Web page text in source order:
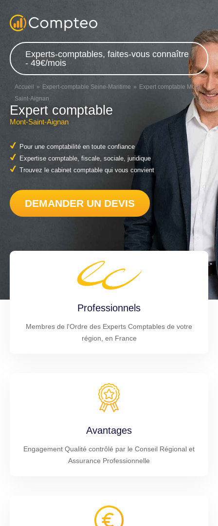
Experts-comptables, faites-vous connaître
- 49€/mois
Accueil Expert-comptable Seine-Maritime
Expert comptable Mont-
Saint-Aignan
Expert comptable
Mont-Saint-Aignan
Pour une comptabilité en toute confiance
Expertise comptable, fiscale, sociale, juridique
Trouvez le cabinet comptable qui vous convient
DEMANDER UN DEVIS
Professionnels
Membres de l'Ordre des Experts Comptables de votre
région, en France
Avantages
Engagement Qualité contrôlé par le Conseil Régional et
Assurance Professionnelle